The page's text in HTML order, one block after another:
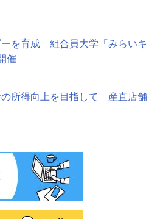
を育成 組合員大学「みらいキ
催
の所得向上を目指して 産直店舗